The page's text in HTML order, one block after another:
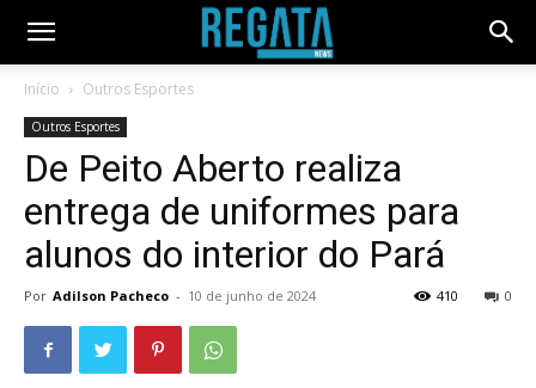
Início Outros Esportes
Outros Esportes
De Peito Aberto realiza
entrega de uniformes para
alunos do interior do Pará
Por Adilson Pacheco - 10 de junho de 2024 0
410